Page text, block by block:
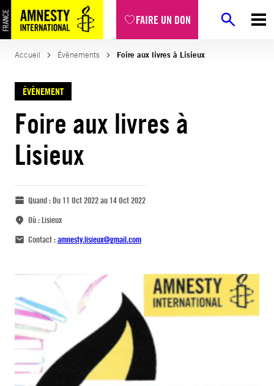
FAIRE UN DON
Accueil Évènements Foire aux livres à Lisieux
ÉVÈNEMENT
Foire aux livres à
Lisieux
Quand :Du 11 Oct 2022 au 14 Oct 2022
Où :Lisieux
Contact :amnesty.lisieux@gmail.com